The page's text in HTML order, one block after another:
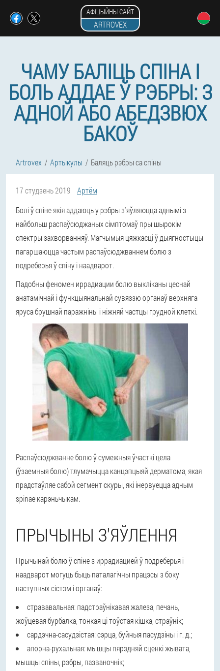
АФІЦЫЙНЫ САЙТ
ARTROVEX
ЧАМУ БАЛІЦЬ СПІНА І
БОЛЬ АДДАЕ Ў РЭБРЫ: З
АДНОЙ АБО АБЕДЗВЮХ
БАКОЎ
Artrovex Артыкулы Баляць рэбры са спіны
17 студзень 2019
Артём
Болі ў спіне якія аддаюць у рэбры з'яўляюцца аднымі з
найбольш распаўсюджаных сімптомаў пры шырокім
спектры захворванняў. Магчымыя цяжкасці ў дыягностыцы
пагаршаюцца частым распаўсюджваннем болю з
подреберья ў спіну і наадварот.
Падобны феномен иррадиации болю выкліканы цеснай
анатамічнай і функцыянальнай сувяззю органаў верхняга
яруса брушнай паражніны і ніжняй частцы грудной клеткі.
Распаўсюджванне болю ў сумежныя ўчасткі цела
(ўзаемныя болю) тлумачыцца канцэпцыяй дерматома, якая
прадстаўляе сабой сегмент скуры, які інервуецца адным
spinae карэньчыкам.
ПРЫЧЫНЫ З'ЯЎЛЕННЯ
Прычынай болю ў спіне з иррадиацией ў подреберья і
наадварот могуць быць паталагічны працэсы з боку
наступных сістэм і органаў:
стрававальная: падстраўнікавая жалеза, печань,
жоўцевая бурбалка, тонкая ці тоўстая кішка, страўнік;
сардэчна-сасудзістая: сэрца, буйныя пасудзіны і г. д.;
апорна-рухальная: мышцы пярэдняй сценкі жывата,
мышцы спіны, рэбры, пазваночнік;